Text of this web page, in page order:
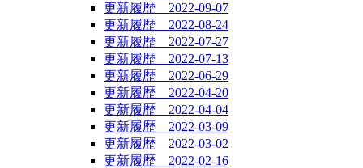
更新履歴 2022-09-07
更新履歴 2022-08-24
更新履歴 2022-07-27
更新履歴 2022-07-13
更新履歴 2022-06-29
更新履歴 2022-04-20
更新履歴 2022-04-04
更新履歴 2022-03-09
更新履歴 2022-03-02
更新履歴 2022-02-16